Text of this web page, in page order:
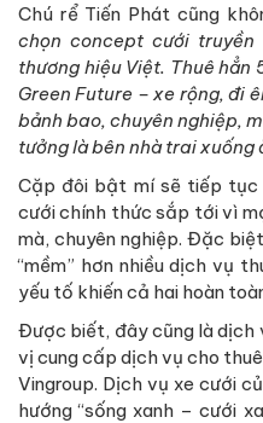
Chú rể Tiến Phát cũng
chọn concept cưới
thương hiệu Việt. Thuê hẳn
Green Future – xe rộng, đi
bảnh bao, chuyên nghiệp,
tưởng là bên nhà trai xuống
Cặp đôi bật mí sẽ tiếp tục
cưới chính thức sắp tới vì
mà, chuyên nghiệp. Đặc
“mềm” hơn nhiều dịch vụ
yếu tố khiến cả hai hoàn
Được biết, đây cũng là dịch
vị cung cấp dịch vụ cho
Vingroup. Dịch vụ xe cưới
hướng “sống xanh – cưới